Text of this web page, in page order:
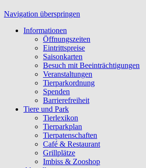
Navigation überspringen
Informationen
Öffnungszeiten
Eintrittspreise
Saisonkarten
Besuch mit Beeinträchtigungen
Veranstaltungen
Tierparkordnung
Spenden
Barrierefreiheit
Tiere und Park
Tierlexikon
Tierparkplan
Tierpatenschaften
Café & Restaurant
Grillplätze
Imbiss & Zooshop